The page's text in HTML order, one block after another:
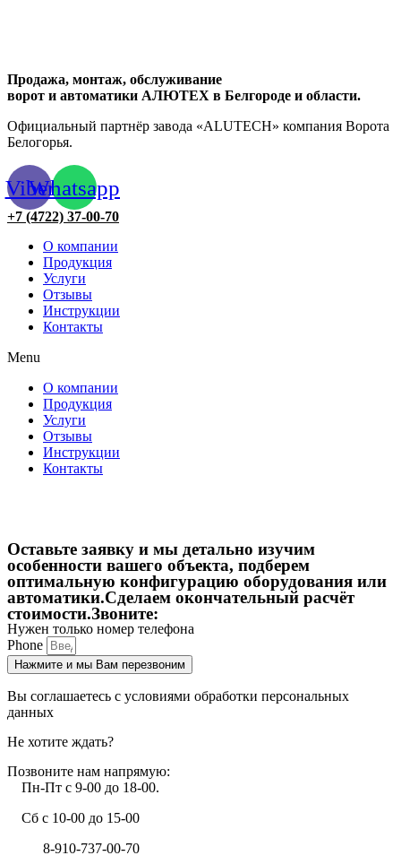
Продажа, монтаж, обслуживание
ворот и автоматики АЛЮТЕХ в Белгороде и области.
Официальный партнёр завода «ALUTECH» компания Ворота
Белогорья.
ViberWhatsapp
+7 (4722) 37-00-70
О компании
Продукция
Услуги
Отзывы
Инструкции
Контакты
Menu
О компании
Продукция
Услуги
Отзывы
Инструкции
Контакты
Оставьте заявку и мы детально изучим
особенности вашего объекта, подберем
оптимальную конфигурацию оборудования или
автоматики.Сделаем окончательный расчёт
стоимости.Звоните:
Нужен только номер телефона
Phone
Нажмите и мы Вам перезвоним
Вы соглашаетесь с условиями обработки персональных
данных
Не хотите ждать?
Позвоните нам напрямую:
Пн-Пт с 9-00 до 18-00.
Сб с 10-00 до 15-00
8-910-737-00-70